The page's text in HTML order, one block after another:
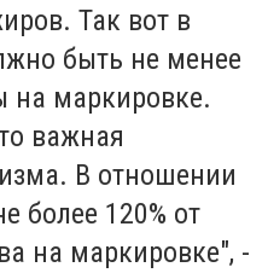
Так вот в
быть не менее
на маркировке.
важная
В отношении
более 120% от
на маркировке", -